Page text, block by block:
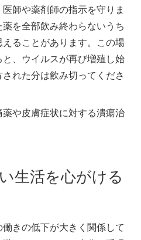
師や薬剤師の指示を守りま
を全部飲み終わらないうち
ることがあります。この場
、ウイルスが再び増殖し始
れた分は飲み切ってくださ
や皮膚症状に対する潰瘍治
生活を心がける
きの低下が大きく関係して